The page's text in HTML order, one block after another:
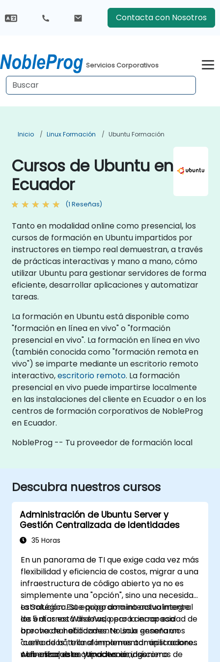
Contacta con Nosotros
Servicios Corporativos
Inicio Linux Formación Ubuntu Formación
Cursos de Ubuntu en
Ecuador
(1 Reseñas)
Tanto en modalidad online como presencial, los
cursos de formación en Ubuntu impartidos por
instructores en tiempo real demuestran, a través
de prácticas interactivas y mano a mano, cómo
utilizar Ubuntu para gestionar servidores de forma
eficiente, desarrollar aplicaciones y automatizar
tareas.
La formación en Ubuntu está disponible como
"formación en línea en vivo" o "formación
presencial en vivo". La formación en línea en vivo
(también conocida como "formación remota en
vivo") se imparte mediante un escritorio remoto
interactivo,escritorio remoto. La formación
presencial en vivo puede impartirse localmente
en las instalaciones del cliente en Ecuador o en los
centros de formación corporativos de NobleProg
en Ecuador.
NobleProg -- Tu proveedor de formación local
Descubra nuestros cursos
Administración de Ubuntu Server y
Gestión Centralizada de Identidades
35 Horas
En un panorama de TI que exige cada vez más
flexibilidad y eficiencia de costos, migrar a una
infraestructura de código abierto ya no es
simplemente una "opción", sino una necesidad
estratégica. Su equipo domina actualmente
los entornos Windows, pero la incapacidad de
aprovechar eficazmente Linux genera un
cuello de botella al implementar aplicaciones
web escalables y modernas, así como
La Solución: Este programa intensivo integral
de 5 días está diseñado para cerrar esa
brecha de habilidades. No solo enseñamos
"comandos"; transformamos administradores
con enfoque en Windows en ingenieros de
Al finalizar esta capacitación, los